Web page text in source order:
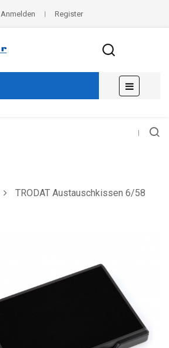
Anmelden Register
der
☰
TRODAT Austauschkissen 6/58